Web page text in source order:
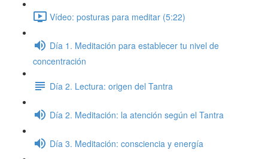
Vídeo: posturas para meditar (5:22)
Día 1. Meditación para establecer tu nivel de
concentración
Día 2. Lectura: origen del Tantra
Día 2. Meditación: la atención según el Tantra
Día 3. Meditación: consciencia y energía